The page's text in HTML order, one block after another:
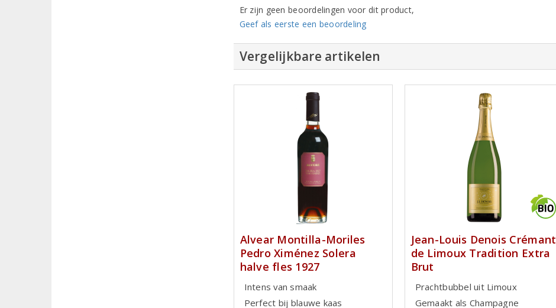
Er zijn geen beoordelingen voor dit product,
Geef als eerste een beoordeling
Vergelijkbare artikelen
Alvear Montilla-Moriles
Pedro Ximénez Solera
halve fles 1927
Intens van smaak
Perfect bij blauwe kaas
Jean-Louis Denois Crémant
de Limoux Tradition Extra
Brut
Prachtbubbel uit Limoux
Gemaakt als Champagne